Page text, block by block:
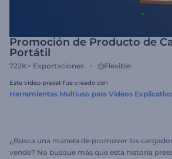
Promoción de Producto de
Portátil
722K+ Exportaciones Flexible
Este video preset fue creado con
Herramientas Multiuso para Videos
¿Busca una manera de promover los
vende? No busque más que esta historia